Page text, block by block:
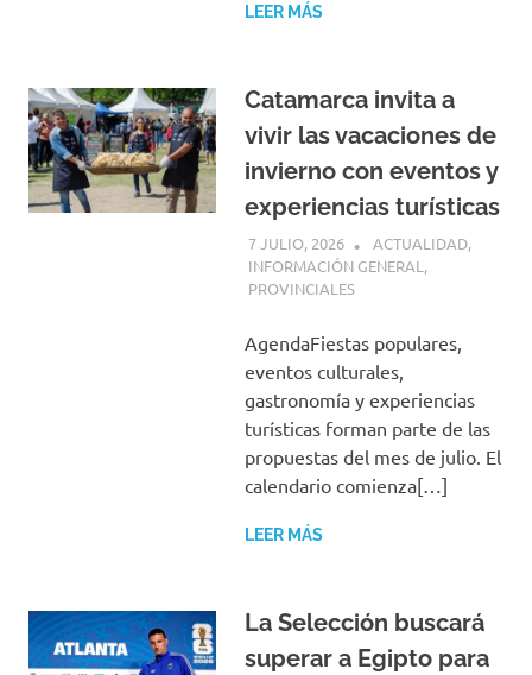
LEER MÁS
Catamarca invita a
vivir las vacaciones de
invierno con eventos y
experiencias turísticas
7 JULIO, 2026 H P
ACTUALIDAD,
INFORMACIÓN GENERAL,
PROVINCIALES
AgendaFiestas populares,
eventos culturales,
gastronomía y experiencias
turísticas forman parte de las
propuestas del mes de julio. El
calendario comienza[…]
LEER MÁS
La Selección buscará
superar a Egipto para